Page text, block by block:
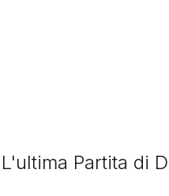
L'ultima Partita di